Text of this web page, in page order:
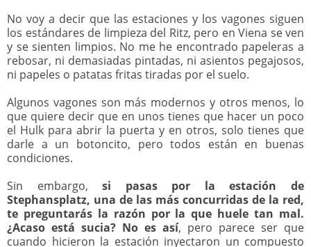
No voy a decir que las estaciones y los vagones siguen
los estándares de limpieza del Ritz, pero en Viena se ven
y se sienten limpios. No me he encontrado papeleras a
rebosar, ni demasiadas pintadas, ni asientos pegajosos,
ni papeles o patatas fritas tiradas por el suelo.
Algunos vagones son más modernos y otros menos, lo
que quiere decir que en unos tienes que hacer un poco
el Hulk para abrir la puerta y en otros, solo tienes que
darle a un botoncito, pero todos están en buenas
condiciones.
Sin embargo,si pasas por la estación de
Stephansplatz, una de las más concurridas de la red,
te preguntarás la razón por la que huele tan mal.
¿Acaso está sucia? No es así, pero parece ser que
cuando hicieron la estación inyectaron un compuesto